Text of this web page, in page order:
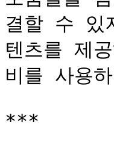
결할 수 있
텐츠를 제
비를 사용
***